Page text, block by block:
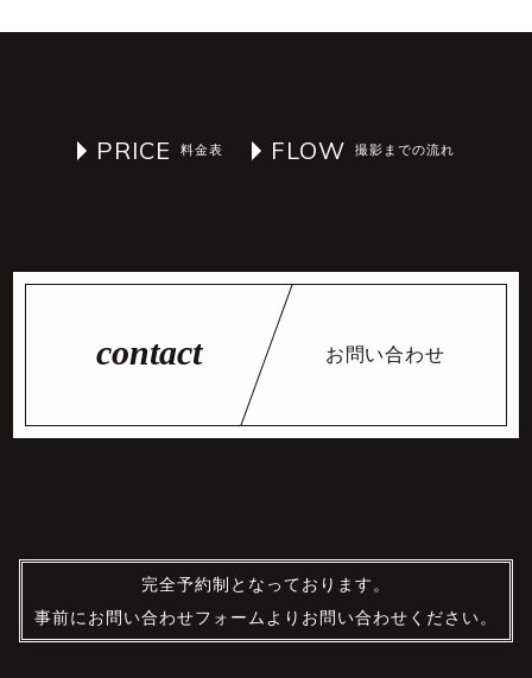
PRICE FLOW
お問い合わせ
完全予約制となっております。
事前にお問い合わせフォームよりお問い合わせください。